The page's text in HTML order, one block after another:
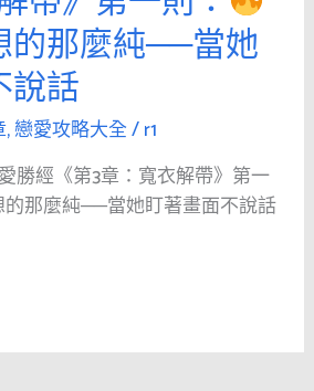
的那麼純──當她
說話
,戀愛攻略大全/r1
勝經《第3章：寬衣解帶》第一
那麼純──當她盯著畫面不說話